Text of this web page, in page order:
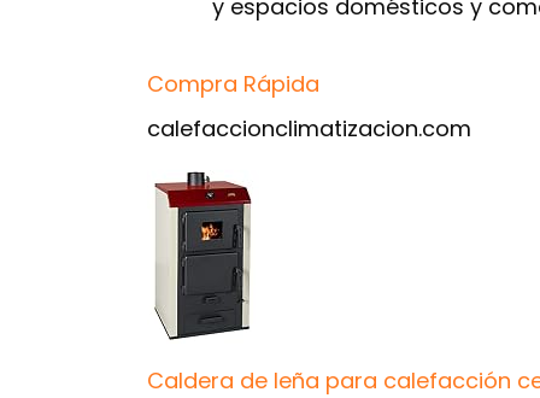
y espacios domésticos y
Compra Rápida
calefaccionclimatizacion.com
Caldera de leña para calefacción